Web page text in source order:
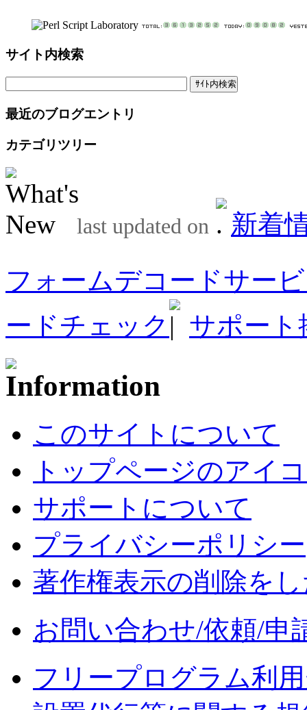
サイト内検索
最近のブログエントリ
カテゴリツリー
last updated on
新着
フォームデコードサー
ードチェック
サポート
このサイトについて
トップページのアイ
サポートについて
プライバシーポリシー
著作権表示の削除を
お問い合わせ/依頼/申
フリープログラム利